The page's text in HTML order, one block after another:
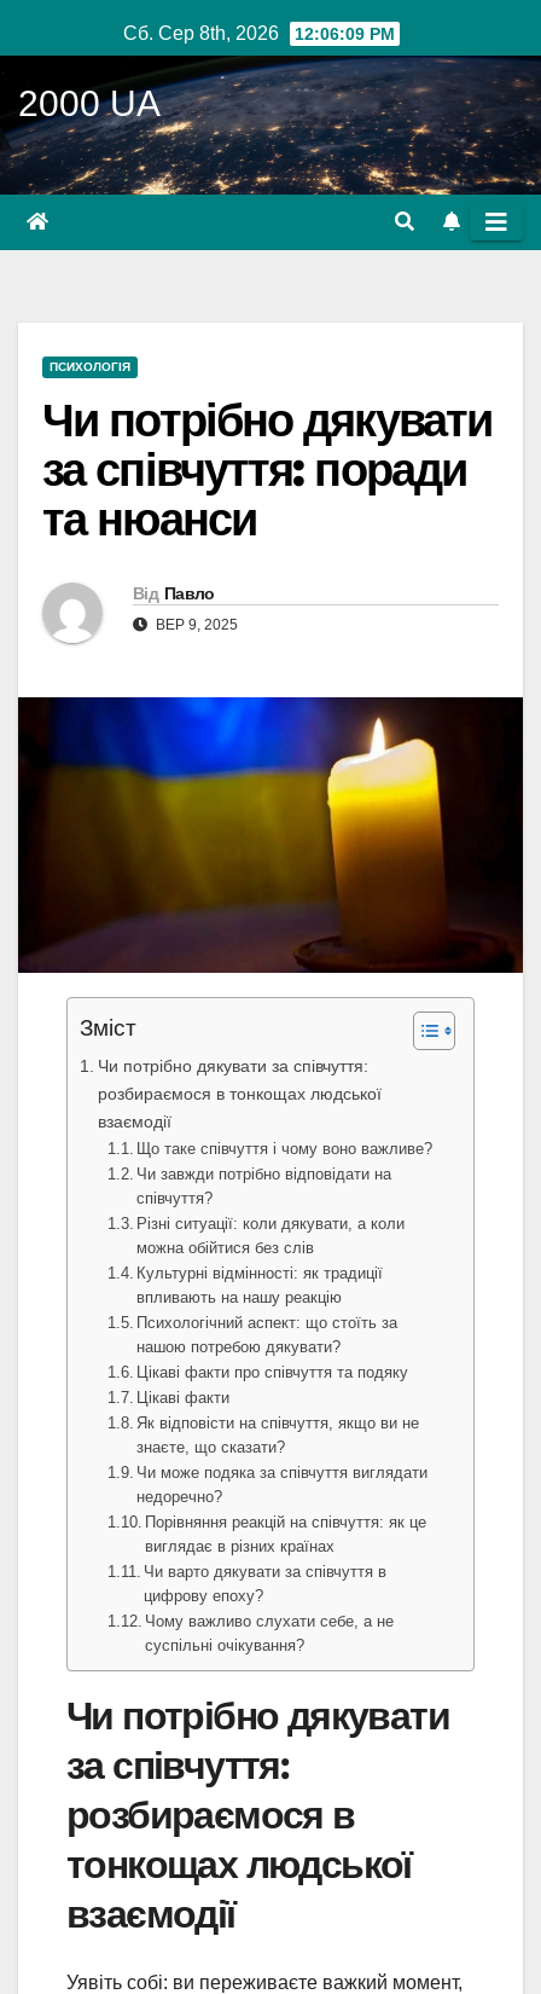
до
вмісту
Сб. Сер 8th, 2026 12:06:10 PM
2000 UA
ПСИХОЛОГІЯ
Чи потрібно дякувати
за співчуття: поради
та нюанси
Від Павло
ВЕР 9, 2025
Зміст
Чи потрібно дякувати за співчуття:
розбираємося в тонкощах людської
взаємодії
Що таке співчуття і чому воно важливе?
Чи завжди потрібно відповідати на
співчуття?
Різні ситуації: коли дякувати, а коли
можна обійтися без слів
Культурні відмінності: як традиції
впливають на нашу реакцію
Психологічний аспект: що стоїть за
нашою потребою дякувати?
Цікаві факти про співчуття та подяку
Цікаві факти
Як відповісти на співчуття, якщо ви не
знаєте, що сказати?
Чи може подяка за співчуття виглядати
недоречно?
Порівняння реакцій на співчуття: як це
виглядає в різних країнах
Чи варто дякувати за співчуття в
цифрову епоху?
Чому важливо слухати себе, а не
суспільні очікування?
Чи потрібно дякувати
за співчуття:
розбираємося в
тонкощах людської
взаємодії
Уявіть собі: ви переживаєте важкий момент,